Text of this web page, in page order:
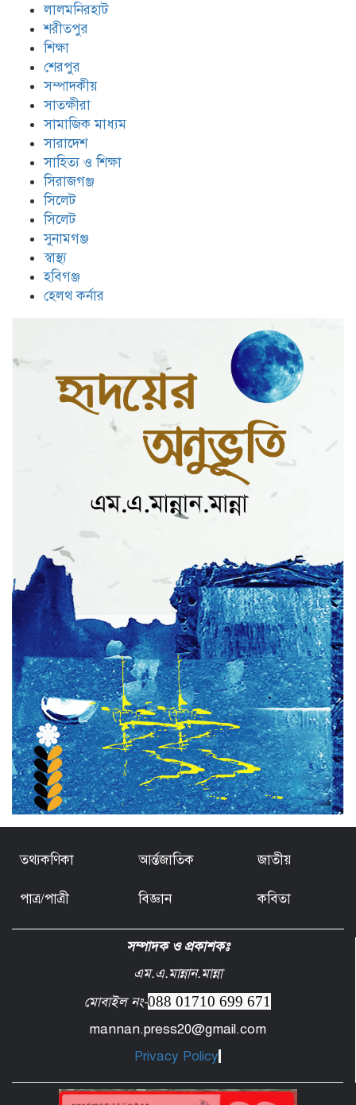
লালমনিরহাট
শরীতপুর
শিক্ষা
শেরপুর
সম্পাদকীয়
সাতক্ষীরা
সামাজিক মাধ্যম
সারাদেশ
সাহিত্য ও শিক্ষা
সিরাজগঞ্জ
সিলেট
সিলেট
সুনামগঞ্জ
স্বাস্থ্য
হবিগঞ্জ
হেলথ কর্নার
তথ্যকণিকা আর্ন্তজাতিক জাতীয়
পাত্র/পাত্রী বিজ্ঞান কবিতা
সম্পাদক ও প্রকাশকঃ
এম.এ.মান্নান.মান্না
মোবাইল নং-088 01710 699 671
mannan.press20@gmail.com
Privacy Policy